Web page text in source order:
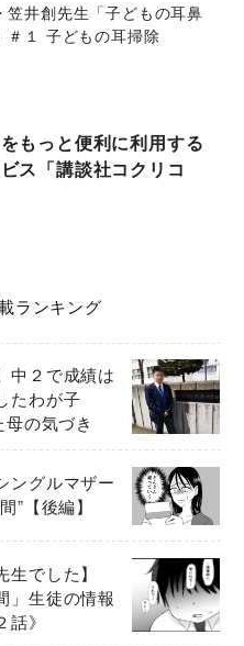
笠井創先生「子どもの耳鼻
＃１ 子どもの耳掃除
もっと便利に利用する
ス「講談社コクリコ
ランキング
中２で成績は
たわが子
母の気づき
ングルマザー
”【後編】
生でした】
」生徒の情報
》